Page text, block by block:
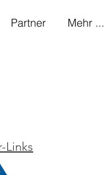
Partner Mehr ...
Links